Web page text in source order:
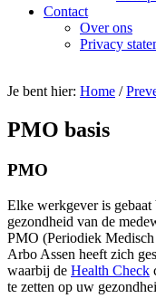
Contact
Over ons
Privacy
Je bent hier: Home /
PMO basis
PMO
Elke werkgever is
gezondheid van de
PMO (Periodiek
Arbo Assen heeft zich
waarbij de Health Check
te zetten op uw